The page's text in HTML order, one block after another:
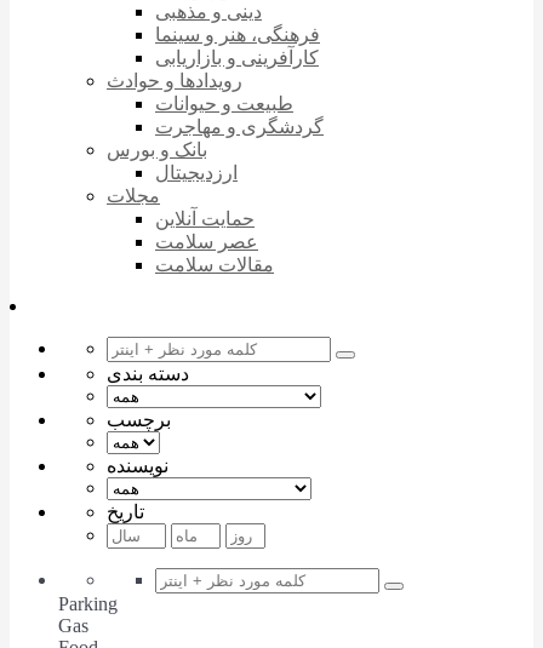
دینی و مذهبی
فرهنگی، هنر و سینما
کارآفرینی و بازاریابی
رویدادها و حوادث
طبیعت و حیوانات
گردشگری و مهاجرت
بانک و بورس
ارزدیجیتال
مجلات
حمایت آنلاین
عصر سلامت
مقالات سلامت
دسته بندی
برچسب
نویسنده
تاریخ
Parking
Gas